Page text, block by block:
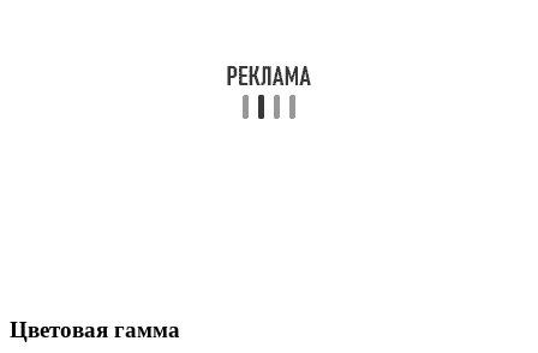
Цветовая гамма